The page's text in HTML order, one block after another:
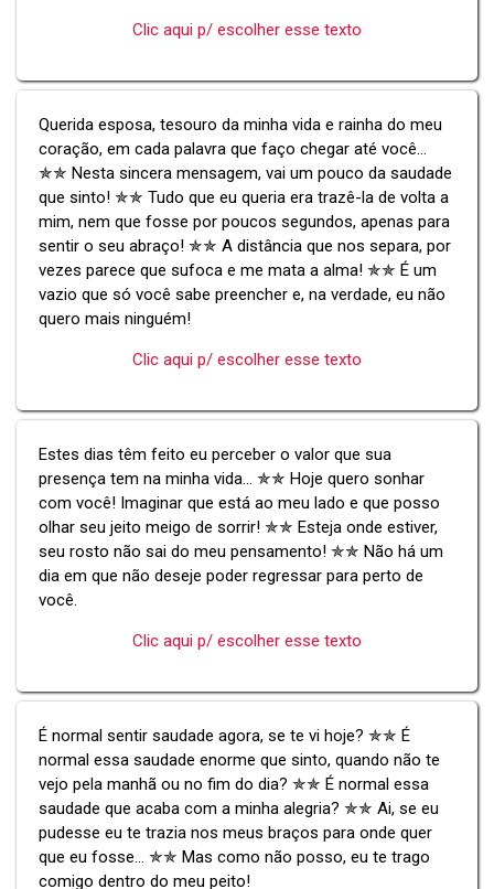
Clic aqui p/ escolher esse texto
Querida esposa, tesouro da minha vida e rainha do meu
coração, em cada palavra que faço chegar até você...
✯✯ Nesta sincera mensagem, vai um pouco da saudade
que sinto! ✯✯ Tudo que eu queria era trazê-la de volta a
mim, nem que fosse por poucos segundos, apenas para
sentir o seu abraço! ✯✯ A distância que nos separa, por
vezes parece que sufoca e me mata a alma! ✯✯ É um
vazio que só você sabe preencher e, na verdade, eu não
quero mais ninguém!
Clic aqui p/ escolher esse texto
Estes dias têm feito eu perceber o valor que sua
presença tem na minha vida... ✯✯ Hoje quero sonhar
com você! Imaginar que está ao meu lado e que posso
olhar seu jeito meigo de sorrir! ✯✯ Esteja onde estiver,
seu rosto não sai do meu pensamento! ✯✯ Não há um
dia em que não deseje poder regressar para perto de
você.
Clic aqui p/ escolher esse texto
É normal sentir saudade agora, se te vi hoje? ✯✯ É
normal essa saudade enorme que sinto, quando não te
vejo pela manhã ou no fim do dia? ✯✯ É normal essa
saudade que acaba com a minha alegria? ✯✯ Ai, se eu
pudesse eu te trazia nos meus braços para onde quer
que eu fosse... ✯✯ Mas como não posso, eu te trago
comigo dentro do meu peito!